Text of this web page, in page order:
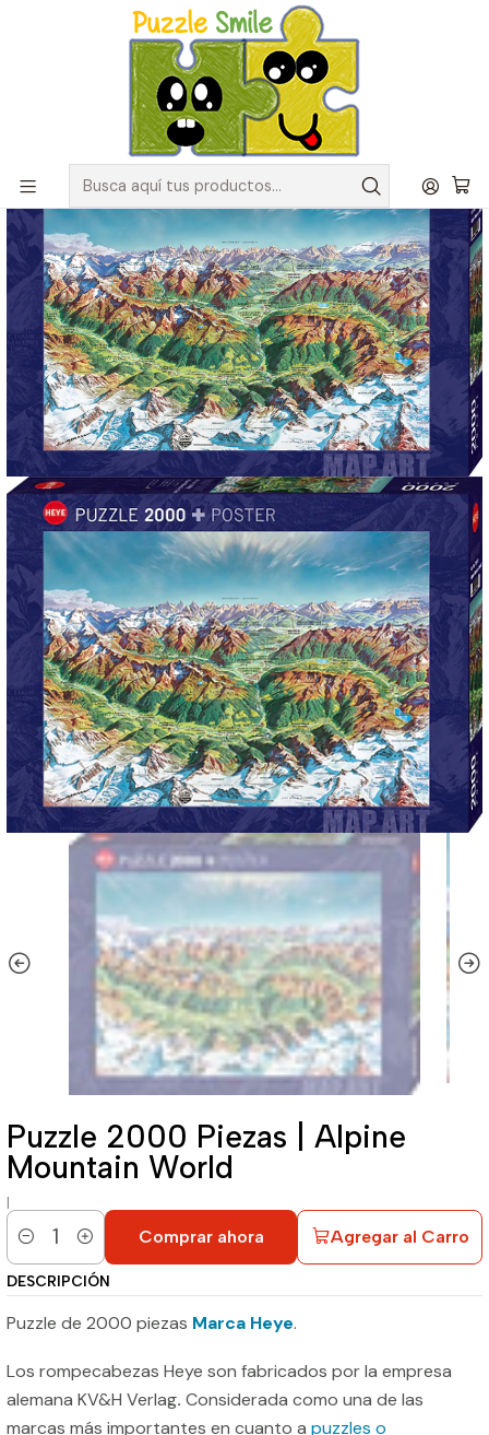
Envíos GRATIS para pedidos sobre $50.000 en Regiones de la
Catálogo de Puzzles y Rompecabezas
Marcas
Puzzle 2000 Piezas | Alpine Mountain World
Puzzle 2000 Piezas | Alpine
Mountain World
|
Cantidad
Agregar al Carro
Comprar ahora
DESCRIPCIÓN
Puzzle de 2000 piezas Marca Heye.
Los rompecabezas Heye son fabricados por la empresa
alemana KV&H Verlag. Considerada como una de las
marcas más importantes en cuanto a puzzles o